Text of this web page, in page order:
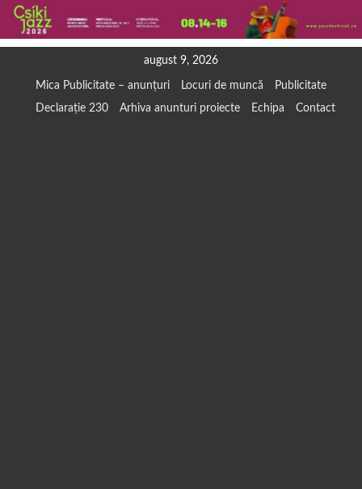
august 9, 2026
Mica Publicitate – anunțuri Locuri de muncă
Publicitate
Declarație 230
Arhiva anunturi proiecte Echipa Contact